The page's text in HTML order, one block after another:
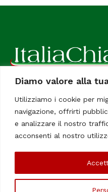
Diamo valore alla
Utilizziamo i cookie per
navigazione, offrirti
e analizzare il nostro
acconsenti al nostro
ItaliaChiamaItalia, il TUO
Dedicato in particolare a
Tutti i diritti sono riservati.
Le